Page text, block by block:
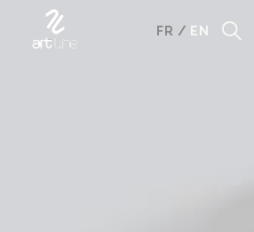
FR / EN
cookies